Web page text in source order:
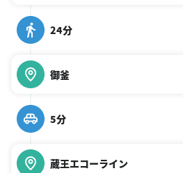
24分
御釜
5分
蔵王エコーライン